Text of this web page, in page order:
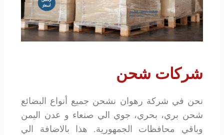
شركات شحن
نحن في شركة رهوان نشحن جميع أنواع البضائع
شحن بري، بحري، جوي الي صنعاء و عدن اليمن
وباقي محافظات الجمهورية. هذا بالاضافة الي